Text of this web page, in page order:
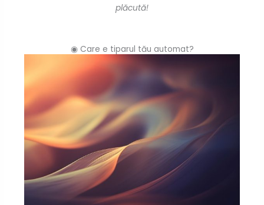
plăcută!
◉ Care e tiparul tău automat?